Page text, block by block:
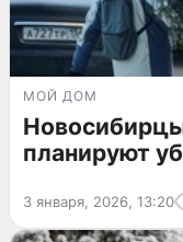
МОЙ ДОМ
планируют
3 января, 2026, 13:20